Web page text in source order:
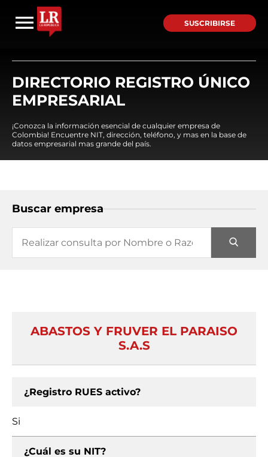
SUSCRIBIRSE
DIRECTORIO REGISTRO ÚNICO
EMPRESARIAL
¡Conozca la información esencial de cualquier empresa de
Colombia! Encuentre NIT, dirección, teléfono, y mas en la base de
datos empresarial mas grande del país.
Buscar empresa
ABASTOS Y FRUVER EL PARAISO
S.A.S
¿Registro RUES activo?
Si
¿Cuál es su NIT?